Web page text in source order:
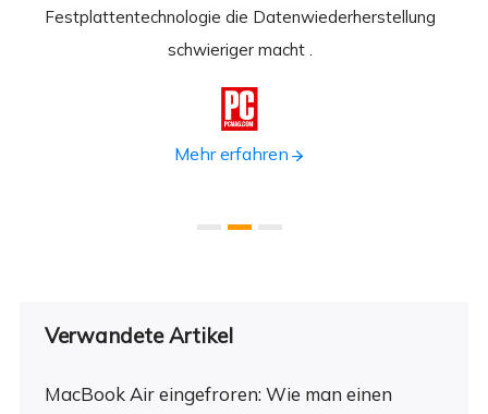
Festplattentechnologie die Datenwiederherstellung
schwieriger macht .

Mehr erfahren
Verwandete Artikel
MacBook Air eingefroren: Wie man einen